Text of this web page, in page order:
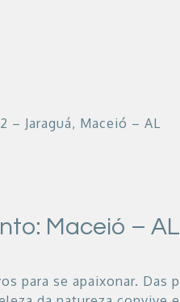
– Jaraguá, Maceió – AL
Maceió – AL
para se apaixonar. Das